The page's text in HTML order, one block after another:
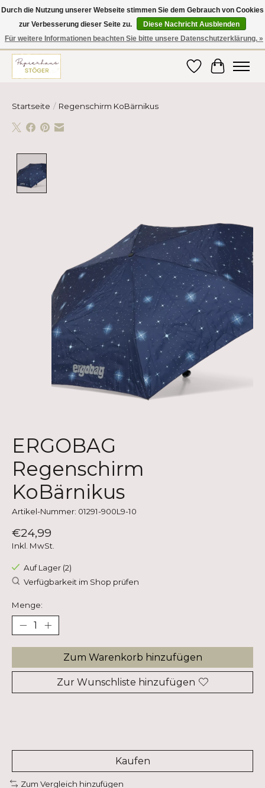
Hier finden Sie hochwertige Produkte im Bereich Schule, Büro, Papier,
Schreiben und vieles mehr! Erhalten Sie Ihre Bestellung bequem nach
Hause oder ins Büro geliefert!
Wunschzettel
Ihr
Startseite / Regenschirm KoBärnikus
ERGOBAG
Regenschirm
KoBärnikus
Artikel-Nummer: 01291-900L9-10
€24,99
Inkl. MwSt.
Auf Lager (2)
Verfügbarkeit im Shop prüfen
Menge:
Zum Warenkorb hinzufügen
Zur Wunschliste hinzufügen
Kaufen
Zum Vergleich hinzufügen
Durch die Nutzung unserer Webseite stimmen Sie dem Gebrauch von Cookies
zur Verbesserung dieser Seite zu.
Diese Nachricht Ausblenden
Für weitere Informationen beachten Sie bitte unsere Datenschutzerklärung. »